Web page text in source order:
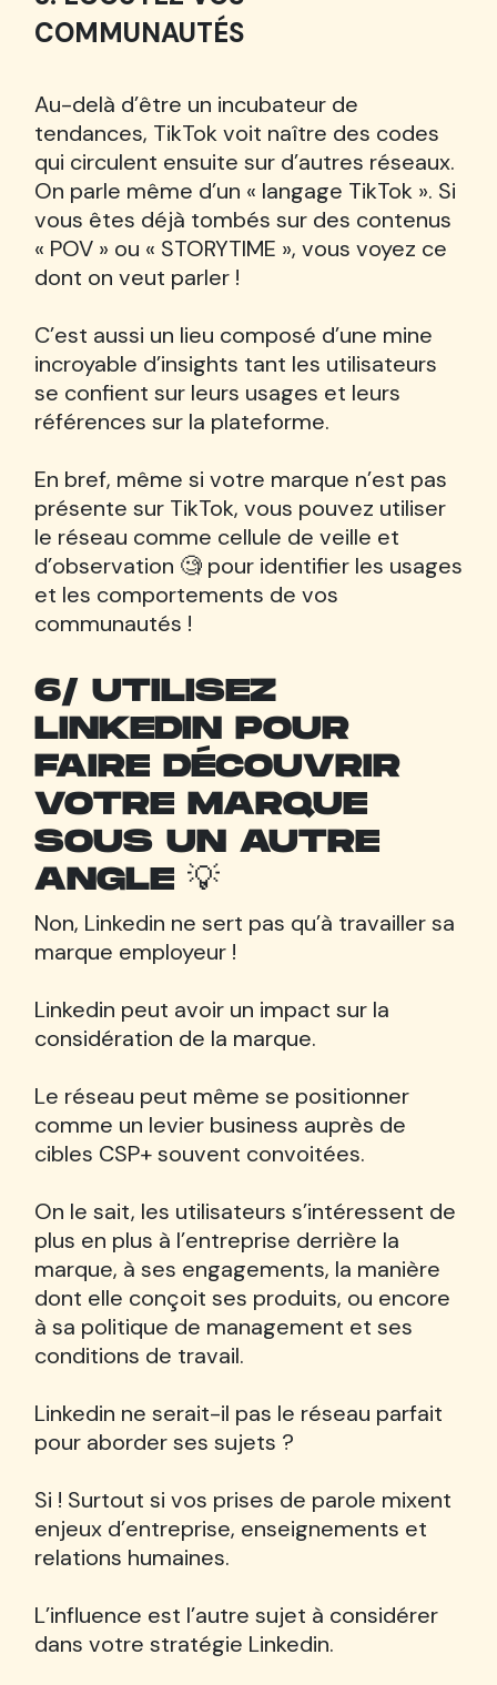
COMMUNAUTÉS
Au-delà d’être un incubateur de
tendances, TikTok voit naître des codes
qui circulent ensuite sur d’autres réseaux.
On parle même d’un « langage TikTok ». Si
vous êtes déjà tombés sur des contenus
« POV » ou « STORYTIME », vous voyez ce
dont on veut parler !
C’est aussi un lieu composé d’une mine
incroyable d’insights tant les utilisateurs
se confient sur leurs usages et leurs
références sur la plateforme.
En bref, même si votre marque n’est pas
présente sur TikTok, vous pouvez utiliser
le réseau comme cellule de veille et
d’observation 🧐 pour identifier les usages
et les comportements de vos
communautés !
6/ UTILISEZ
LINKEDIN POUR
FAIRE DÉCOUVRIR
VOTRE MARQUE
SOUS UN AUTRE
ANGLE 💡
Non, Linkedin ne sert pas qu’à travailler sa
marque employeur !
Linkedin peut avoir un impact sur la
considération de la marque.
Le réseau peut même se positionner
comme un levier business auprès de
cibles CSP+ souvent convoitées.
On le sait, les utilisateurs s’intéressent de
plus en plus à l’entreprise derrière la
marque, à ses engagements, la manière
dont elle conçoit ses produits, ou encore
à sa politique de management et ses
conditions de travail.
Linkedin ne serait-il pas le réseau parfait
pour aborder ses sujets ?
Si ! Surtout si vos prises de parole mixent
enjeux d’entreprise, enseignements et
relations humaines.
L’influence est l’autre sujet à considérer
dans votre stratégie Linkedin.